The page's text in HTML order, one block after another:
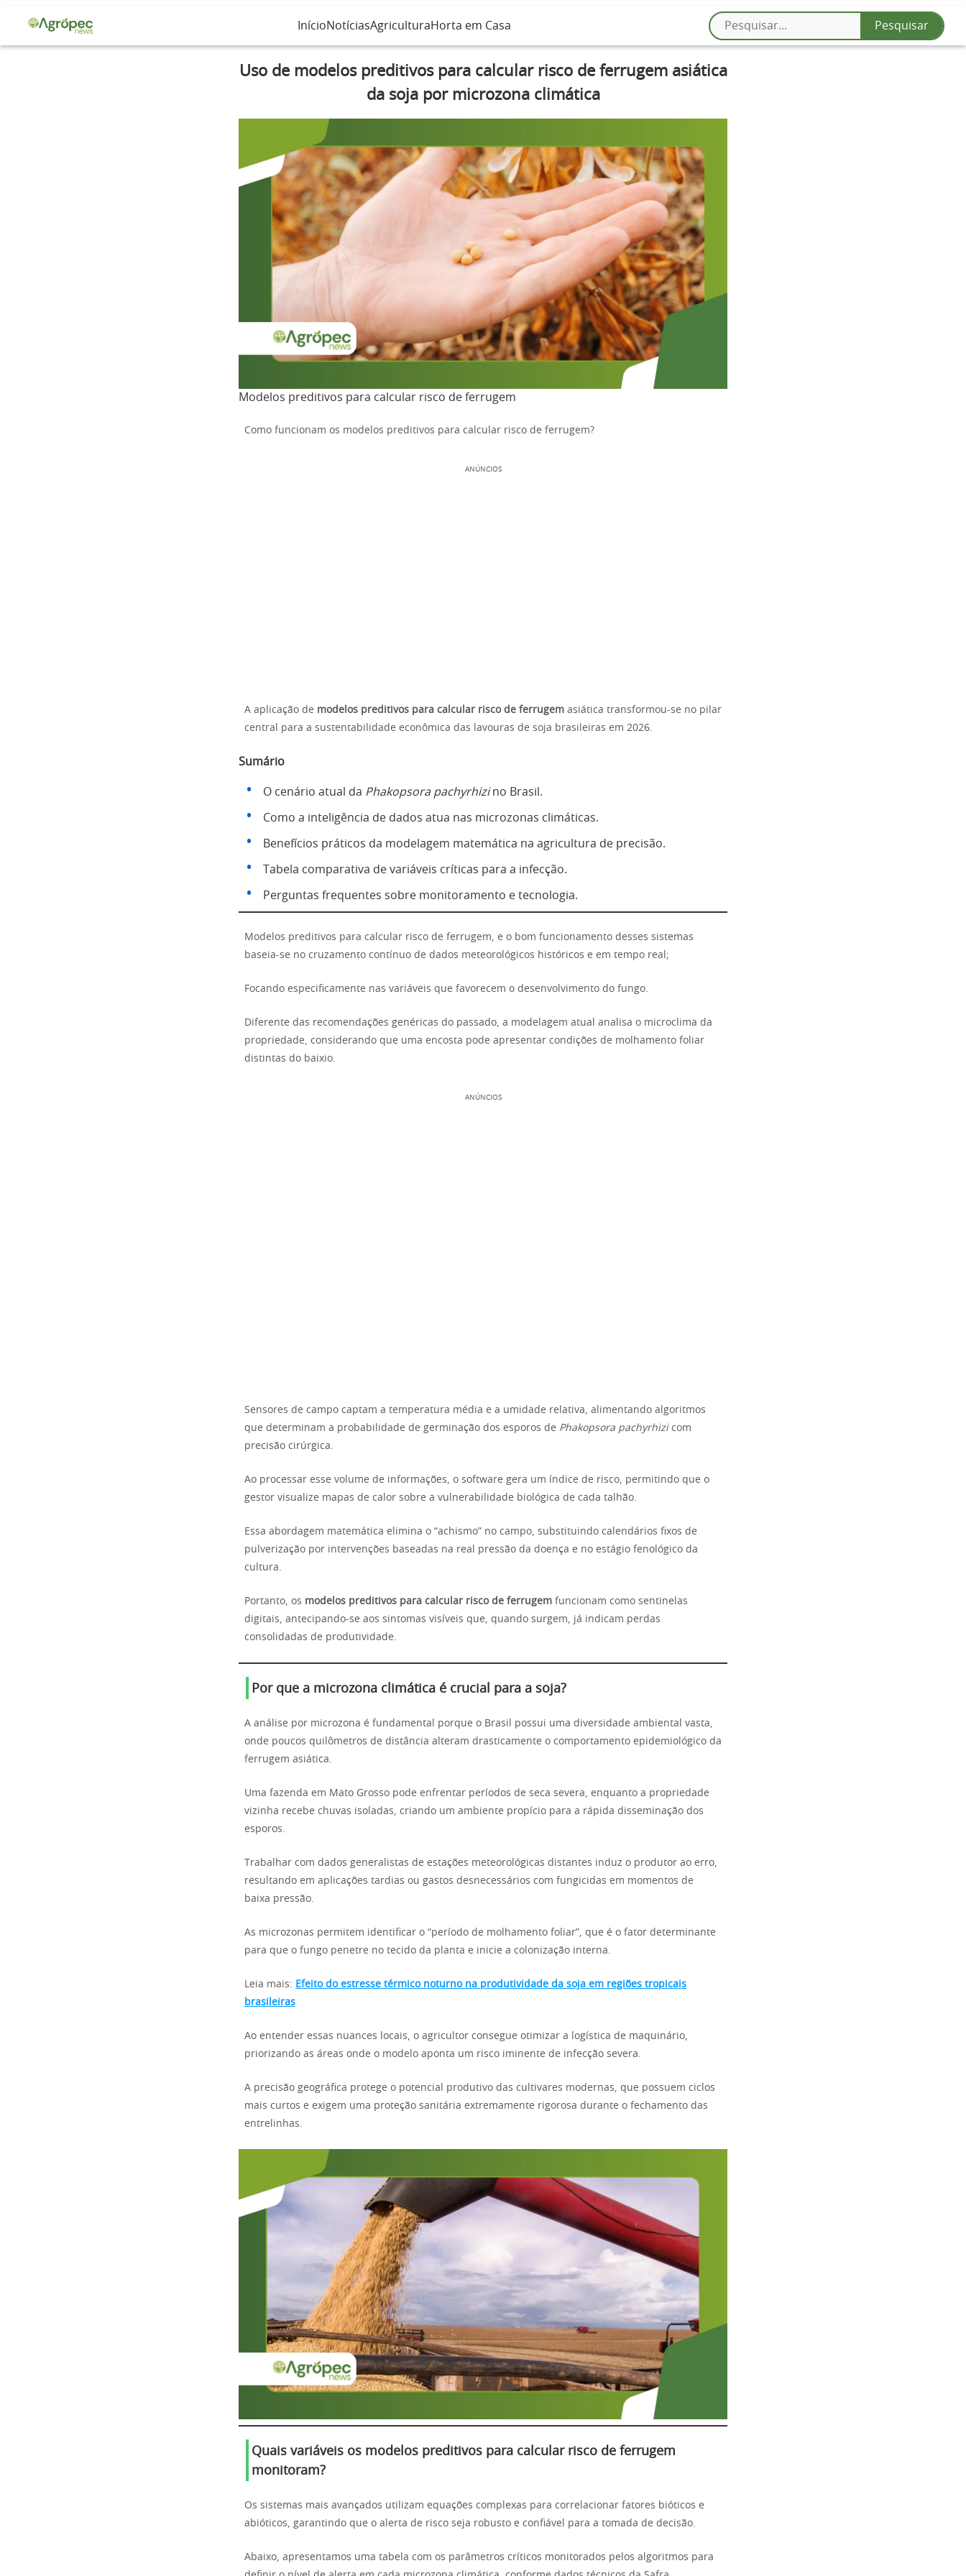
InícioNotíciasAgricultura Horta em Casa
Uso de modelos preditivos para calcular risco de ferrugem asiática
da soja por microzona climática
Modelos preditivos para calcular risco de ferrugem
Como funcionam os modelos preditivos para calcular risco de ferrugem?
ANÚNCIOS
A aplicação de modelos preditivos para calcular risco de ferrugem asiática transformou-se no pilar
central para a sustentabilidade econômica das lavouras de soja brasileiras em 2026.
Sumário
O cenário atual da Phakopsora pachyrhizino Brasil.
Como a inteligência de dados atua nas microzonas climáticas.
Benefícios práticos da modelagem matemática na agricultura de precisão.
Tabela comparativa de variáveis críticas para a infecção.
Perguntas frequentes sobre monitoramento e tecnologia.
Modelos preditivos para calcular risco de ferrugem, e o bom funcionamento desses sistemas
baseia-se no cruzamento contínuo de dados meteorológicos históricos e em tempo real;
Focando especificamente nas variáveis que favorecem o desenvolvimento do fungo.
Diferente das recomendações genéricas do passado, a modelagem atual analisa o microclima da
propriedade, considerando que uma encosta pode apresentar condições de molhamento foliar
distintas do baixio.
ANÚNCIOS
Sensores de campo captam a temperatura média e a umidade relativa, alimentando algoritmos
que determinam a probabilidade de germinação dos esporos de Phakopsora pachyrhizi com
precisão cirúrgica.
Ao processar esse volume de informações, o software gera um índice de risco, permitindo que o
gestor visualize mapas de calor sobre a vulnerabilidade biológica de cada talhão.
Essa abordagem matemática elimina o “achismo” no campo, substituindo calendários fixos de
pulverização por intervenções baseadas na real pressão da doença e no estágio fenológico da
cultura.
Portanto, os modelos preditivos para calcular risco de ferrugem funcionam como sentinelas
digitais, antecipando-se aos sintomas visíveis que, quando surgem, já indicam perdas
consolidadas de produtividade.
Por que a microzona climática é crucial para a soja?
A análise por microzona é fundamental porque o Brasil possui uma diversidade ambiental vasta,
onde poucos quilômetros de distância alteram drasticamente o comportamento epidemiológico da
ferrugem asiática.
Uma fazenda em Mato Grosso pode enfrentar períodos de seca severa, enquanto a propriedade
vizinha recebe chuvas isoladas, criando um ambiente propício para a rápida disseminação dos
esporos.
Trabalhar com dados generalistas de estações meteorológicas distantes induz o produtor ao erro,
resultando em aplicações tardias ou gastos desnecessários com fungicidas em momentos de
baixa pressão.
As microzonas permitem identificar o “período de molhamento foliar”, que é o fator determinante
para que o fungo penetre no tecido da planta e inicie a colonização interna.
Leia mais: Efeito do estresse térmico noturno na produtividade da soja em regiões tropicais
brasileiras
Ao entender essas nuances locais, o agricultor consegue otimizar a logística de maquinário,
priorizando as áreas onde o modelo aponta um risco iminente de infecção severa.
A precisão geográfica protege o potencial produtivo das cultivares modernas, que possuem ciclos
mais curtos e exigem uma proteção sanitária extremamente rigorosa durante o fechamento das
entrelinhas.
Quais variáveis os modelos preditivos para calcular risco de ferrugem
monitoram?
Os sistemas mais avançados utilizam equações complexas para correlacionar fatores bióticos e
abióticos, garantindo que o alerta de risco seja robusto e confiável para a tomada de decisão.
Abaixo, apresentamos uma tabela com os parâmetros críticos monitorados pelos algoritmos para